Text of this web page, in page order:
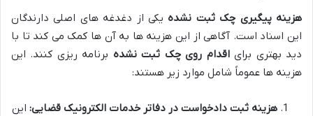
هزینه پیگیری چک ثبت نشدهیکی از دغدغه های اصلی دارندگان
این اسناد است. آگاهی از این هزینه ها به آن ها کمک می کند تا با
دید بهتری برایاقدام روی چک ثبت نشده برنامه ریزی کنند. این
هزینه ها عموماً شامل موارد زیر هستند:
هزینه ثبت دادخواست در دفاتر خدمات الکترونیک قضایی: این